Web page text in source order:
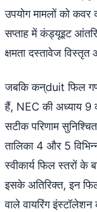
उपयोग मामलों को
सप्ताह में कंड्यूइट
क्षमता दस्तावेज
जबकि कन्duit फिल
हैं, NEC की अध्याय 9
सटीक परिणाम
तालिका 4 और 5
स्वीकार्य फिल स्तरों के
इसके अतिरिक्त, इन
वाले वायरिंग